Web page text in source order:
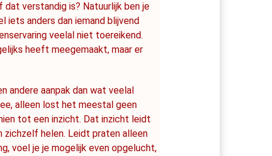
dat verstandig is? Natuurlijk ben je
iets anders dan iemand blijvend
veelal niet toereikend.
heeft meegemaakt, maar er
andere aanpak dan wat veelal
alleen lost het meestal geen
tot een inzicht. Dat inzicht leidt
zichzelf helen. Leidt praten alleen
voel je je mogelijk even opgelucht,